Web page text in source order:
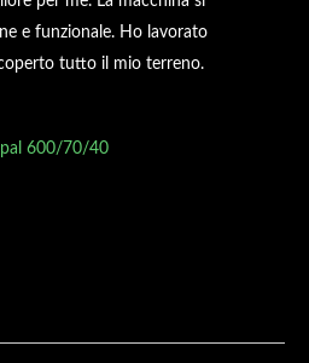
e funzionale. Ho lavorato
tutto il mio terreno.
600/70/40